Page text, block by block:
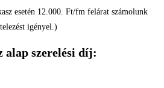
esetén 12.000. Ft/fm felárat számolunk
igényel.)
alap szerelési díj: